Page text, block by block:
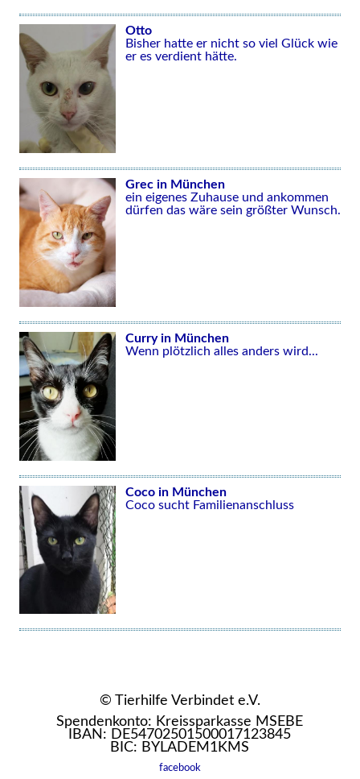
Otto
Bisher hatte er nicht so viel Glück wie
er es verdient hätte.
Grec in München
ein eigenes Zuhause und ankommen
dürfen das wäre sein größter Wunsch.
Curry in München
Wenn plötzlich alles anders wird...
Coco in München
Coco sucht Familienanschluss
© Tierhilfe Verbindet e.V.
Spendenkonto: Kreissparkasse MSEBE
IBAN: DE54702501500017123845
BIC: BYLADEM1KMS
facebook